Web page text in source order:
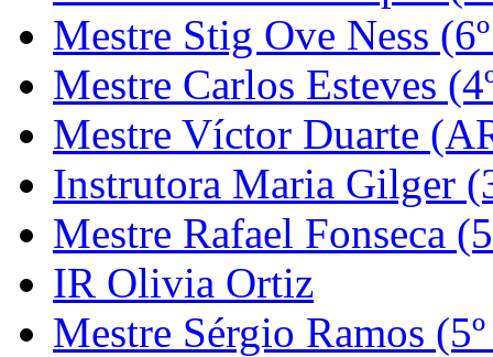
Mestre Stig Ove Ness
Mestre Carlos Esteves
Mestre Víctor Duarte
Instrutora Maria Gilger
Mestre Rafael Fonseca
IR Olivia Ortiz
Mestre Sérgio Ramos